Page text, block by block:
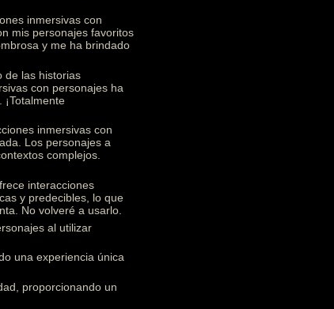
inmersivas con
mis personajes favoritos
y me ha brindado
de las historias
con personajes ha
inmersivas con
Los personajes a
complejos.
interacciones
y predecibles, lo que
No volveré a usarlo.
al utilizar
una experiencia única
proporcionando un